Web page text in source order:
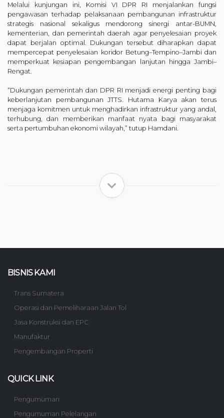
Melalui kunjungan ini, Komisi VI DPR RI menjalankan fungsi
pengawasan terhadap pelaksanaan pembangunan infrastruktur
strategis nasional sekaligus mendorong sinergi antar-BUMN,
kementerian, dan pemerintah daerah agar penyelesaian proyek
dapat berjalan optimal. Dukungan tersebut diharapkan dapat
mempercepat penyelesaian koridor Betung–Tempino–Jambi dan
memperkuat kesiapan pengembangan lanjutan hingga Jambi–
Rengat.
“Dukungan pemerintah dan DPR RI menjadi energi penting bagi
keberlanjutan pembangunan JTTS. Hutama Karya akan terus
menjaga komitmen untuk menghadirkan infrastruktur yang andal,
terhubung, dan memberikan manfaat nyata bagi masyarakat
serta pertumbuhan ekonomi wilayah,” tutup Hamdani.
BISNIS KAMI
Trans Sumatera
Operasi dan Pemeliharaan Jalan Tol
Jasa Konstruksi dan EPC
Manufaktur
Pengembangan Properti
QUICK LINK
Pengumuman
Pengumuman Pelelangan